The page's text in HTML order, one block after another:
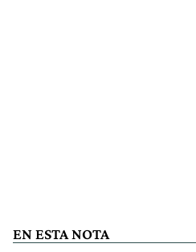
EN ESTA NOTA